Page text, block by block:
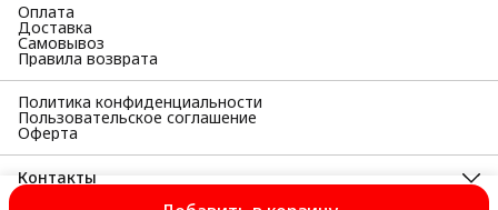
Оплата
Доставка
Самовывоз
Правила возврата
Политика конфиденциальности
Пользовательское соглашение
Оферта
Контакты